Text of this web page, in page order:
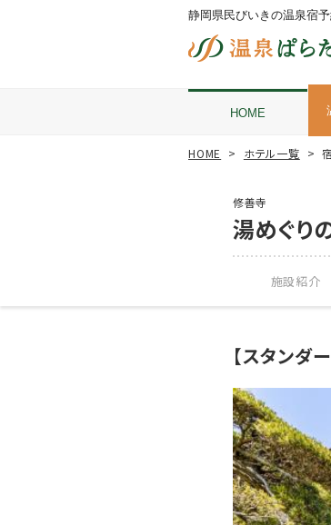
静岡県民びいきの温泉宿予
HOME
HOME ホテル一覧
修善寺
湯めぐり
施設紹介
【スタンダ